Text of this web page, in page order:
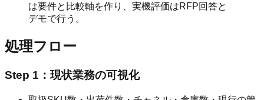
は要件と比較軸を作り、実機評価はRFP回答と
デモで行う。
処理フロー
Step 1：現状業務の可視化